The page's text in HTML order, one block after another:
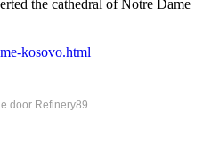
the cathedral of Notre Dame
kosovo.html
door Refinery89